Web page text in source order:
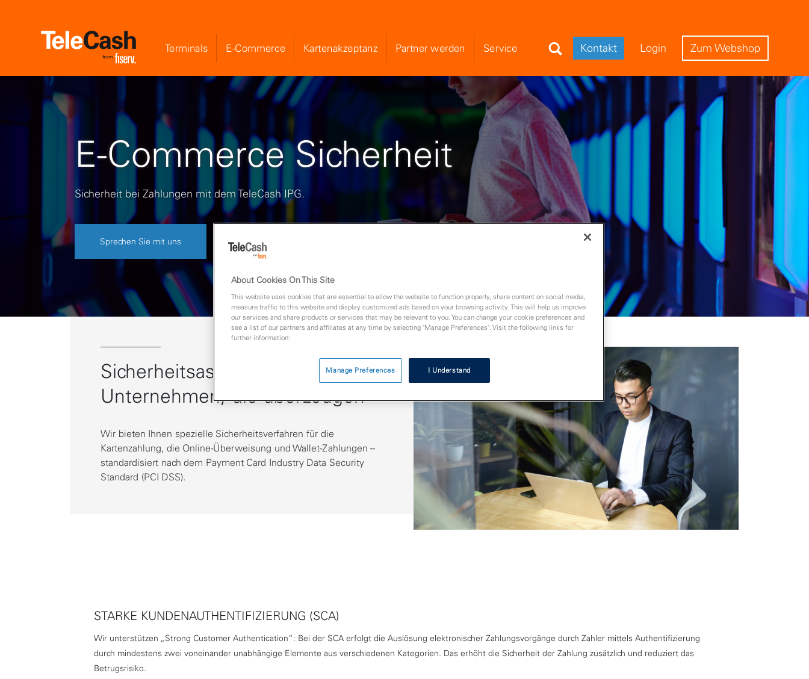
Skip to Main Content
Terminals E-Commerce Kartenakzeptanz Partner werden Service Zum Webshop
Search Field
Kontakt Login
E-Commerce Sicherheit
Sicherheit bei Zahlungen mit dem TeleCash IPG.
Sprechen Sie mit uns
Sicherheitsaspekte für Ihr
Unternehmen, die überzeugen
Wir bieten Ihnen spezielle Sicherheitsverfahren für die
Kartenzahlung, die Online-Überweisung und Wallet-Zahlungen –
standardisiert nach dem Payment Card Industry Data Security
Standard (PCI DSS).
STARKE KUNDENAUTHENTIFIZIERUNG (SCA)
Wir unterstützen „Strong Customer Authentication“: Bei der SCA erfolgt die Auslösung elektronischer Zahlungsvorgänge durch Zahler mittels Authentifizierung
durch mindestens zwei voneinander unabhängige Elemente aus verschiedenen Kategorien. Das erhöht die Sicherheit der Zahlung zusätzlich und reduziert das
Betrugsrisiko.
About Cookies On This Site
This website uses cookies that are essential to allow the website to function properly, share content on social media,
measure traffic to this website and display customized ads based on your browsing activity. This will help us improve
our services and share products or services that may be relevant to you. You can change your cookie preferences and
see a list of our partners and affiliates at any time by selecting "Manage Preferences". Visit the following links for
further information:
Manage Preferences I Understand